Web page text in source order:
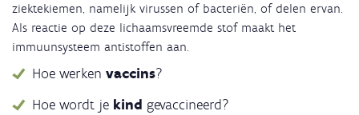
ziektekiemen, namelijk virussen of bacteriën, of delen ervan.
Als reactie op deze lichaamsvreemde stof maakt het
immuunsysteem antistoffen aan.
Hoe werken vaccins?
Hoe wordt je kind gevaccineerd?